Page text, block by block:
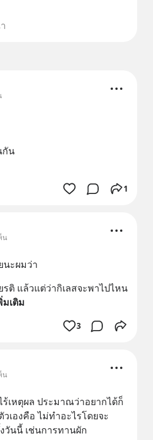
กัน
1
น
นะผมว่า
ติ แล้วแต่ว่ากิเลสจะพาไปไหน
มเติม
3
น
ร้เหตุผล ประมาณว่าอยากได้ก็
เองคือ ไม่ทำอะไรโดยจะ
วันนี้ เช่นการทานผัก